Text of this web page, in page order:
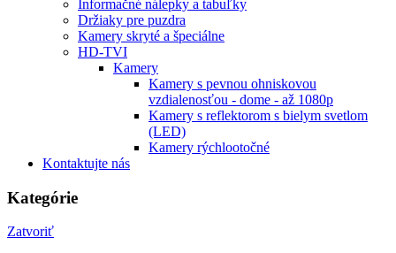
Informačné nálepky a tabuľky
Držiaky pre puzdra
Kamery skryté a špeciálne
HD-TVI
Kamery
Kamery s pevnou ohniskovou
vzdialenosťou - dome - až 1080p
Kamery s reflektorom s bielym svetlom
(LED)
Kamery rýchlootočné
Kontaktujte nás
Kategórie
Zatvoriť